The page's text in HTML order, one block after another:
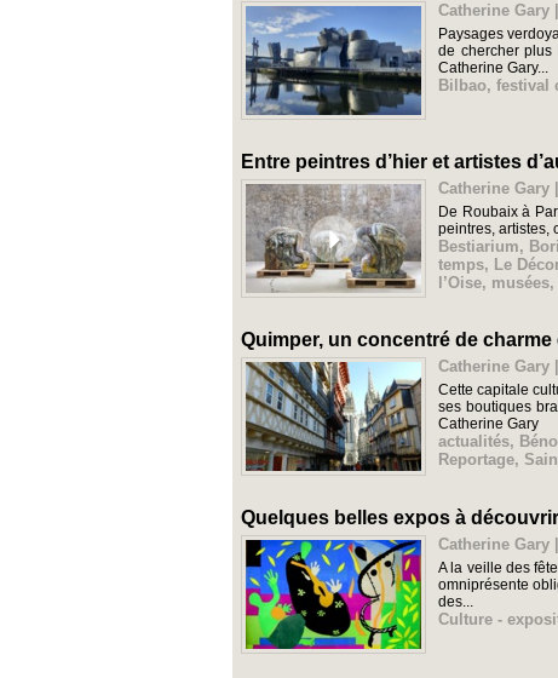
Catherine Gary
Paysages
de chercher
Catherine Gary...
Bilbao, festival
Entre peintres d’hier et artistes
Catherine Gary
De Roubaix à
peintres, artistes,
Bestiarium,
temps, Le
l’Oise, musées,
Quimper, un concentré de charme
Catherine Gary
Cette capitale
ses boutiques
Catherine Gary
actualités,
Reportage,
Quelques belles expos à
Catherine Gary
A la veille des
omniprésente
des...
Culture -